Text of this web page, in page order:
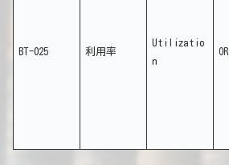
BT-025 利用率
Utilizatio
n
OR